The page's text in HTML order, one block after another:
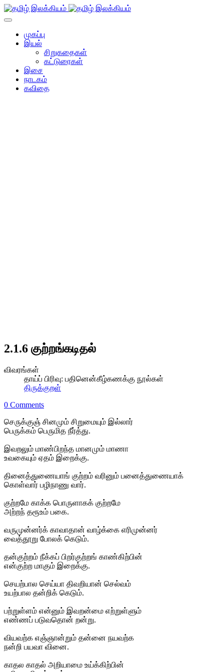
முகப்பு
இயல்
சிறுகதைகள்
கட்டுரைகள்
இசை
நாடகம்
கவிதை
2.1.6 குற்றங்கடிதல்
விவரங்கள்
தாய்ப் பிரிவு: பதினென்கீழ்கணக்கு நூல்கள்
திருக்குறள்
0 Comments
செருக்குஞ் சினமும் சிறுமையும் இல்லார்
பெருக்கம் பெருமித நீர்த்து.
இவறலும் மாண்பிறந்த மானமும் மாணா
உவகையும் ஏதம் இறைக்கு.
தினைத்துணையாங் குற்றம் வரினும் பனைத்துணையாக்
கொள்வார் பழிநாணு வார்.
குற்றமே காக்க பொருளாகக் குற்றமே
அற்றந் தரூஉம் பகை.
வருமுன்னர்க் காவாதான் வாழ்க்கை எரிமுன்னர்
வைத்தூறு போலக் கெடும்.
தன்குற்றம் நீக்கப் பிறர்குற்றங் காண்கிற்பின்
என்குற்ற மாகும் இறைக்கு.
செயற்பால செய்யா திவறியான் செல்வம்
உயற்பால தன்றிக் கெடும்.
பற்றுள்ளம் என்னும் இவறன்மை எற்றுள்ளும்
எண்ணப் படுவதொன் றன்று.
வியவற்க எஞ்ஞான்றும் தன்னை நயவற்க
நன்றி பயவா வினை.
காதல காதல் அறியாமை உய்க்கிற்பின்